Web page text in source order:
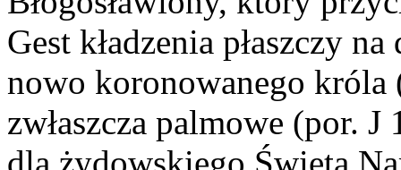
Gest kładzenia płaszczy
nowo koronowanego króla
zwłaszcza palmowe (por.